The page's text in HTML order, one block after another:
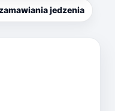
jedzenia